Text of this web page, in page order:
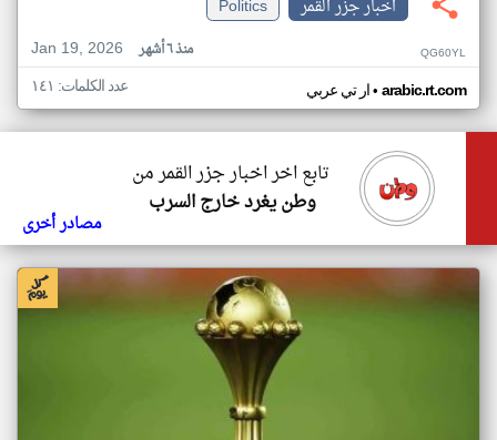
اخبار جزر القمر
Politics
Jan 19, 2026
منذ ٦ أشهر QG60YL
ار تي عربي• arabic.rt.com عدد الكلمات: ١٤١
تابع اخر اخبار جزر القمر من
وطن يغرد خارج السرب
مصادر أخرى